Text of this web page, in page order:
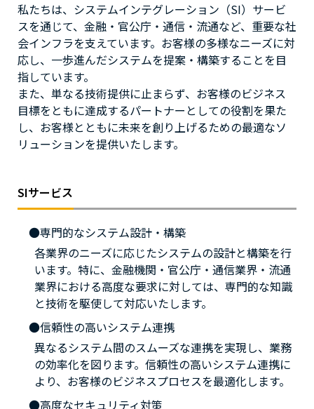
私たちは、システムインテグレーション（SI）サービ
スを通じて、金融・官公庁・通信・流通など、重要な社
会インフラを支えています。お客様の多様なニーズに対
応し、一歩進んだシステムを提案・構築することを目
指しています。
また、単なる技術提供に止まらず、お客様のビジネス
目標をともに達成するパートナーとしての役割を果た
し、お客様とともに未来を創り上げるための最適なソ
リューションを提供いたします。
SIサービス
専門的なシステム設計・構築
各業界のニーズに応じたシステムの設計と構築を行
います。特に、金融機関・官公庁・通信業界・流通
業界における高度な要求に対しては、専門的な知識
と技術を駆使して対応いたします。
信頼性の高いシステム連携
異なるシステム間のスムーズな連携を実現し、業務
の効率化を図ります。信頼性の高いシステム連携に
より、お客様のビジネスプロセスを最適化します。
高度なセキュリティ対策